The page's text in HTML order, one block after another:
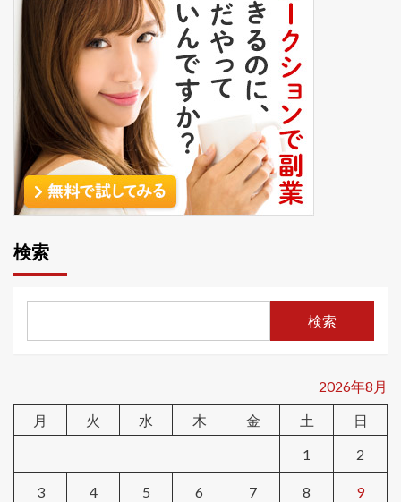
検索
検索
2026年8月
月
火 水 木 金 土
日
1
2
3 4 5 6 7 8 9